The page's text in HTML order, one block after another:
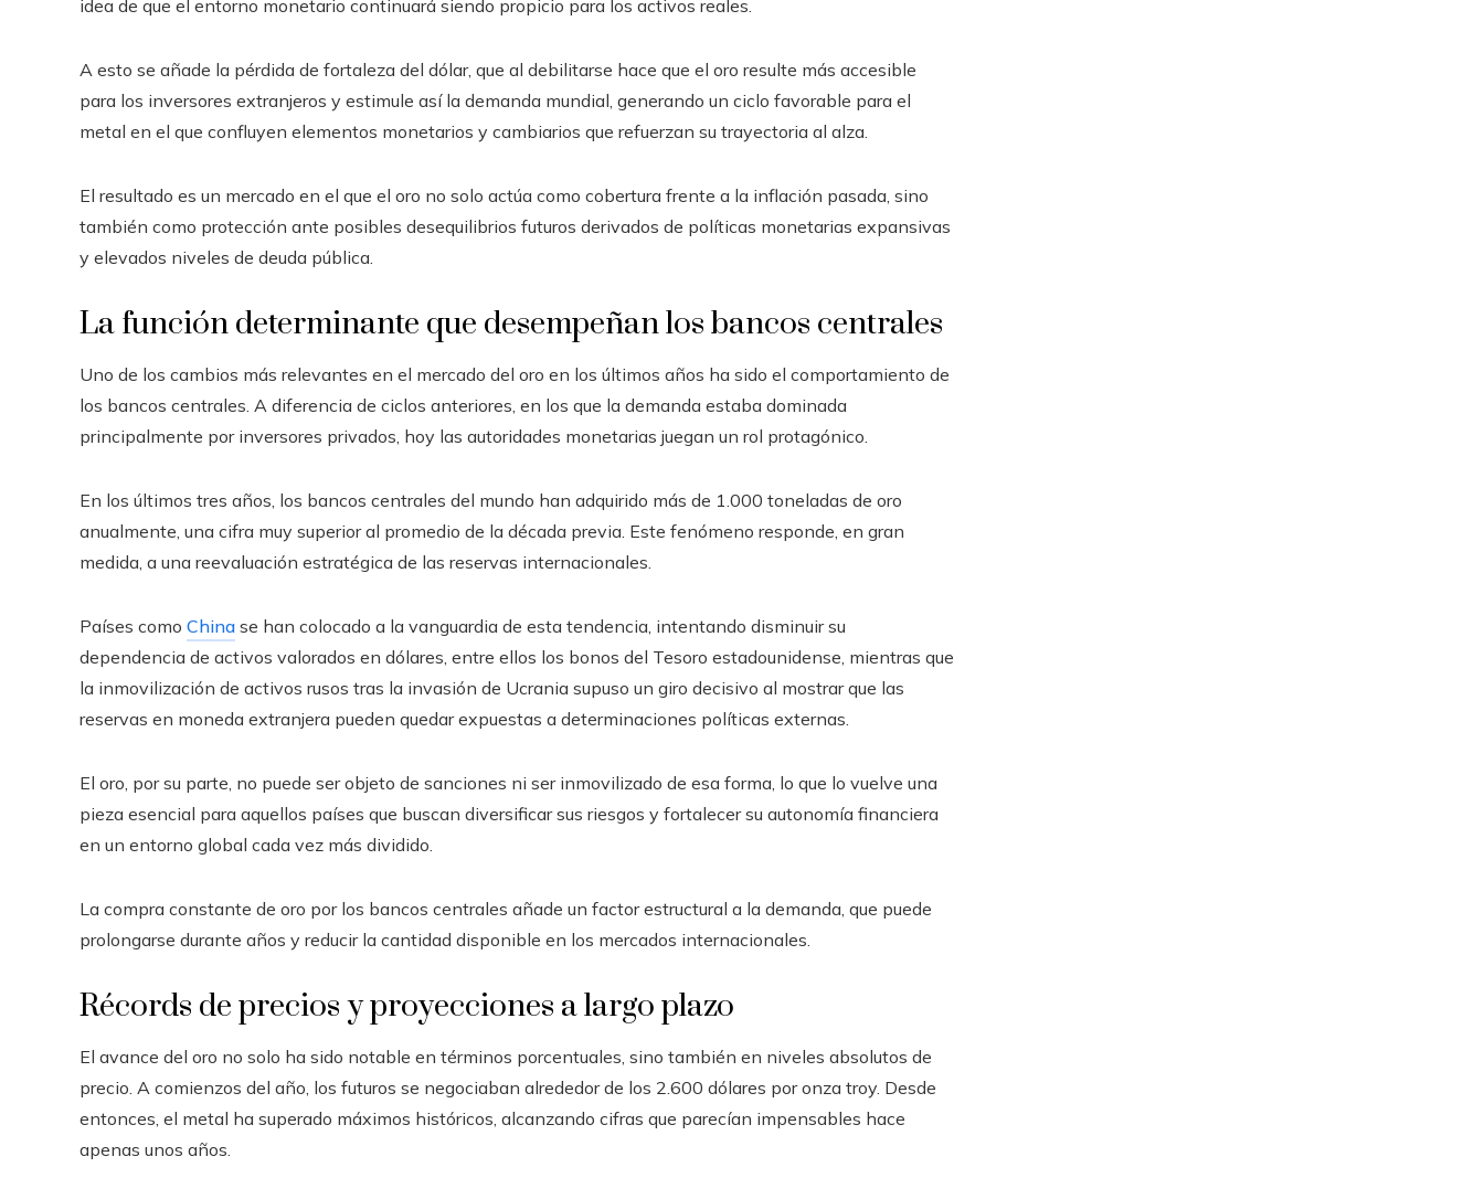
idea de que el entorno monetario continuará siendo propicio para los activos reales.
A esto se añade la pérdida de fortaleza del dólar, que al debilitarse hace que el oro resulte más accesible
para los inversores extranjeros y estimule así la demanda mundial, generando un ciclo favorable para el
metal en el que confluyen elementos monetarios y cambiarios que refuerzan su trayectoria al alza.
El resultado es un mercado en el que el oro no solo actúa como cobertura frente a la inflación pasada, sino
también como protección ante posibles desequilibrios futuros derivados de políticas monetarias expansivas
y elevados niveles de deuda pública.
La función determinante que desempeñan los bancos centrales
Uno de los cambios más relevantes en el mercado del oro en los últimos años ha sido el comportamiento de
los bancos centrales. A diferencia de ciclos anteriores, en los que la demanda estaba dominada
principalmente por inversores privados, hoy las autoridades monetarias juegan un rol protagónico.
En los últimos tres años, los bancos centrales del mundo han adquirido más de 1.000 toneladas de oro
anualmente, una cifra muy superior al promedio de la década previa. Este fenómeno responde, en gran
medida, a una reevaluación estratégica de las reservas internacionales.
Países como China se han colocado a la vanguardia de esta tendencia, intentando disminuir su
dependencia de activos valorados en dólares, entre ellos los bonos del Tesoro estadounidense, mientras que
la inmovilización de activos rusos tras la invasión de Ucrania supuso un giro decisivo al mostrar que las
reservas en moneda extranjera pueden quedar expuestas a determinaciones políticas externas.
El oro, por su parte, no puede ser objeto de sanciones ni ser inmovilizado de esa forma, lo que lo vuelve una
pieza esencial para aquellos países que buscan diversificar sus riesgos y fortalecer su autonomía financiera
en un entorno global cada vez más dividido.
La compra constante de oro por los bancos centrales añade un factor estructural a la demanda, que puede
prolongarse durante años y reducir la cantidad disponible en los mercados internacionales.
Récords de precios y proyecciones a largo plazo
El avance del oro no solo ha sido notable en términos porcentuales, sino también en niveles absolutos de
precio. A comienzos del año, los futuros se negociaban alrededor de los 2.600 dólares por onza troy. Desde
entonces, el metal ha superado máximos históricos, alcanzando cifras que parecían impensables hace
apenas unos años.